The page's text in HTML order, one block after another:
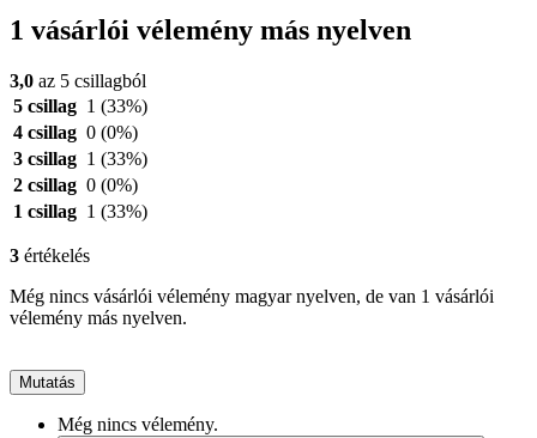
1 vásárlói vélemény más nyelven
3,0 az 5 csillagból
5 csillag 1 (33%)
4 csillag 0 (0%)
3 csillag 1 (33%)
2 csillag 0 (0%)
1 csillag 1 (33%)
3 értékelés
Még nincs vásárlói vélemény magyar nyelven, de van 1 vásárlói
vélemény más nyelven.
Mutatás
Még nincs vélemény.